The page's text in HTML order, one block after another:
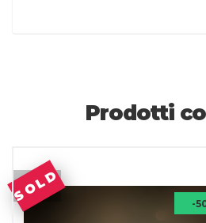
Prodotti
SOLD -